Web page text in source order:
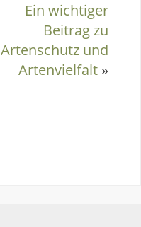
Ein wichtiger
Beitrag zu
Artenschutz und
Artenvielfalt »